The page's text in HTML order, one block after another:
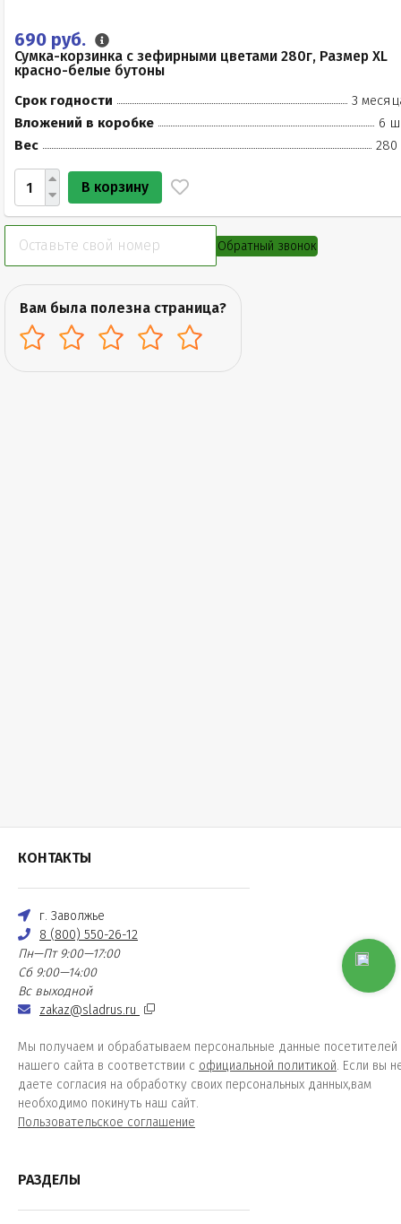
690 руб.
Сумка-корзинка с зефирными цветами 280г, Размер XL
красно-белые бутоны
Срок годности
3
Вложений в коробке
6
Вес
280
В корзину
Обратный звонок
Вам была полезна страница?
КОНТАКТЫ
г. Заволжье
8 (800) 550-26-12
Пн—Пт 9:00—17:00
Сб 9:00—14:00
Вс выходной
zakaz@sladrus.ru
Мы получаем и обрабатываем персональные данные посетителей
нашего сайта в соответствии с официальной политикой. Если вы
даете согласия на обработку своих персональных данных,вам
необходимо покинуть наш сайт.
Пользовательское соглашение
РАЗДЕЛЫ